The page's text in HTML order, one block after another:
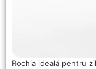
Rochia ideală pentru